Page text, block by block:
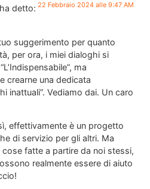
ha detto: 22 Febbraio 2024 alle 9:47 AM
suggerimento per quanto
per ora, i miei dialoghi si
ma
crearne una dedicata
inattuali”. Vediamo dai. Un caro
effettivamente è un progetto
di servizio per gli altri. Ma
fatte a partire da noi stessi,
realmente essere di aiuto